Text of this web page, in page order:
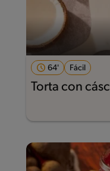
64' Fácil
Torta con